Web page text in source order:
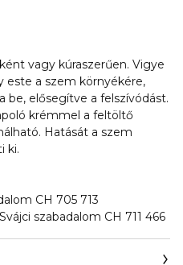
vagy kúraszerűen. Vigye
a szem környékére,
be, elősegítve a felszívódást.
krémmel a feltöltő
Hatását a szem
ki.
CH 705 713
szabadalom CH 711 466